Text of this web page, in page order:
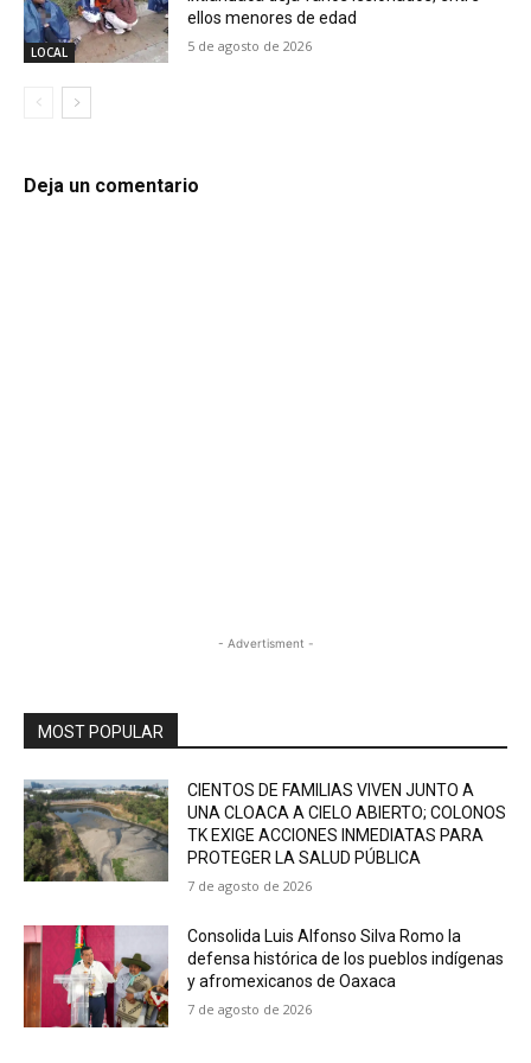
LOCAL
ellos menores de edad
5 de agosto de 2026
Deja un comentario
- Advertisment -
MOST POPULAR
CIENTOS DE FAMILIAS VIVEN JUNTO A
UNA CLOACA A CIELO ABIERTO; COLONOS
TK EXIGE ACCIONES INMEDIATAS PARA
PROTEGER LA SALUD PÚBLICA
7 de agosto de 2026
Consolida Luis Alfonso Silva Romo la
defensa histórica de los pueblos indígenas
y afromexicanos de Oaxaca
7 de agosto de 2026